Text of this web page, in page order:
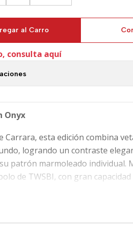
al Carro
consulta aquí
Onyx
Carrara, esta edición combina
logrando un contraste
patrón marmoleado individual.
de TWSBI, con gran